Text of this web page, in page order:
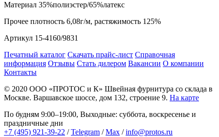
Материал 35%полиэстер/65%латекс
Прочее плотность 6,08г/м, растяжимость 125%
Артикул 15-4160/9831
Печатный каталог Скачать прайс-лист Справочная
информация Отзывы Стать дилером Вакансии О компании
Контакты
© 2020 ООО «ПРОТОС и К» Швейная фурнитура со склада в
Москве. Варшавское шоссе, дом 132, строение 9. На карте
По будням 9:00–19:00, Выходные: суббота, воскресенье и
праздничные дни
+7 (495) 921-39-22 /Telegram /Max /info@protos.ru